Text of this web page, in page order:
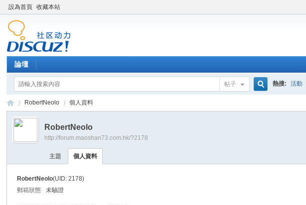
設為首頁 收藏本站
論壇
帖子 熱搜: 活動
›
RobertNeolo 個人資料
RobertNeolo
http://forum.maoshan73.com.hk/?2178
主題 個人資料
RobertNeolo(UID: 2178)
郵箱狀態
未驗證